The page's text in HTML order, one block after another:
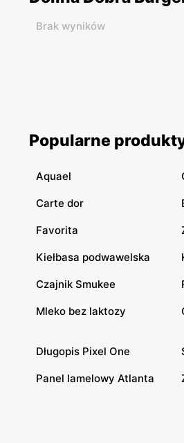
Brak wyników
Popularne
Aquael
Carte dor
Favorita
Kiełbasa podwawelska
Czajnik Smukee
Mleko bez laktozy
Długopis Pixel One
Panel lamelowy Atlanta